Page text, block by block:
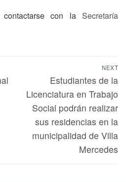
con la Secretaría
NEXT
Estudiantes de la
Licenciatura en Trabajo
Social podrán realizar
sus residencias en la
municipalidad de Villa
Mercedes